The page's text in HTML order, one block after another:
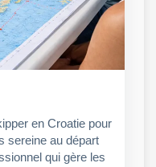
en Croatie pour
sereine au départ
qui gère les